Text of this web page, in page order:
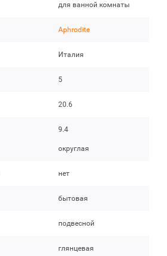
для ванной комнаты
Aphrodite
Италия
5
20.6
9.4
округлая
нет
бытовая
подвесной
глянцевая